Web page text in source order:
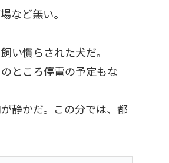
など無い。
い慣らされた犬だ。
ところ停電の予定もな
静かだ。この分では、都